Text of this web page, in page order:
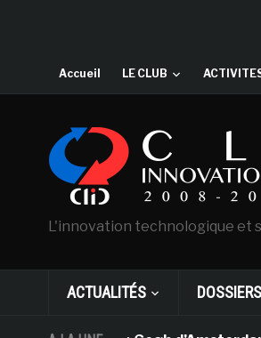
Accueil LE CLUB
L'innovation technologique et
ACTUALITÉS DOSSIERS